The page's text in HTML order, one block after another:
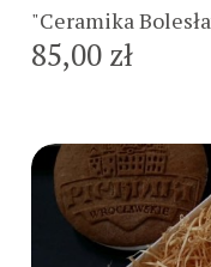
"Ceramika
85,00 zł